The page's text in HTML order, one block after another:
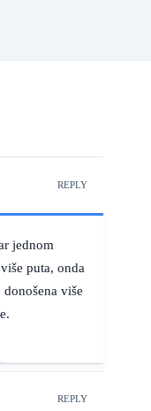
REPLY
jednom
puta, onda
više
REPLY